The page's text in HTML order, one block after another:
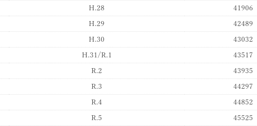
H.28 41906
H.29 42489
H.30 43032
H.31/R.1 43517
R.2 43935
R.3 44297
R.4 44852
R.5 45525